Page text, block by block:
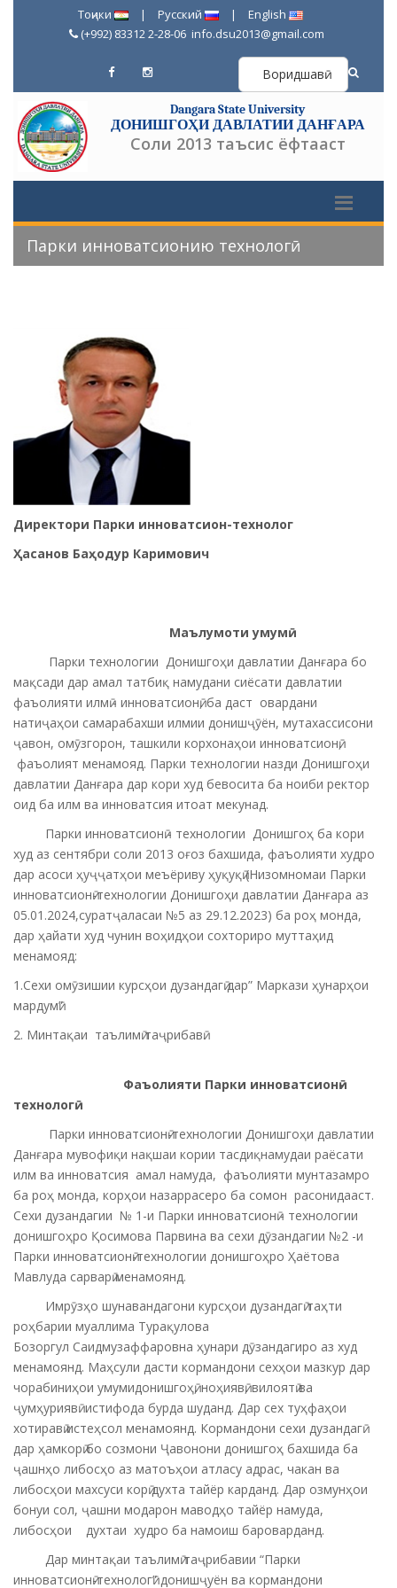
Тоҷики | Русский |
English
(+992) 83312 2-28-06 info.dsu2013@gmail.com
Воридшавӣ
Dangara State University
ДОНИШГОҲИ ДАВЛАТИИ ДАНҒАРА
Соли 2013 таъсис ёфтааст
Парки инноватсионию технологӣ
Директори Парки инноватсион-технолог
Ҳасанов Баҳодур Каримович
Маълумоти умумӣ
Парки технологии Донишгоҳи давлатии Данғара бо
мақсади дар амал татбиқ намудани сиёсати давлатии
фаъолияти илмӣ - инноватсионӣ, ба даст овардани
натиҷаҳои самарабахши илмии донишҷӯён, мутахассисони
ҷавон, омӯзгорон, ташкили корхонаҳои инноватсионӣ,
фаъолият менамояд. Парки технологии назди Донишгоҳи
давлатии Данғара дар кори худ бевосита ба ноиби ректор
оид ба илм ва инноватсия итоат мекунад.
Парки инноватсионӣ - технологии Донишгоҳ ба кори
худ аз сентябри соли 2013 оғоз бахшида, фаъолияти худро
дар асоси ҳуҷҷатҳои меъёриву ҳуқуқӣ (Низомномаи Парки
инноватсионӣ-технологии Донишгоҳи давлатии Данғара аз
05.01.2024,суратҷаласаи №5 аз 29.12.2023) ба роҳ монда,
дар ҳайати худ чунин воҳидҳои сохториро муттаҳид
менамояд:
1.Сехи омӯзишии курсҳои дузандагӣ дар” Маркази ҳунарҳои
мардумӣ”
2. Минтақаи таълимӣ таҷрибавӣ.
Фаъолияти Парки инноватсионӣ-
технологӣ
Парки инноватсионӣ-технологии Донишгоҳи давлатии
Данғара мувофиқи нақшаи кории тасдиқнамудаи раёсати
илм ва инноватсия амал намуда, фаъолияти мунтазамро
ба роҳ монда, корҳои назаррасеро ба сомон расонидааст.
Сехи дузандагии № 1-и Парки инноватсионӣ - технологии
донишгоҳро Қосимова Парвина ва сехи дӯзандагии №2 -и
Парки инноватсионӣ-технологии донишгоҳро Ҳаётова
Мавлуда сарварӣ менамоянд.
Имрӯзҳо шунавандагони курсҳои дузандагӣ таҳти
роҳбарии муаллима Турақулова
Бозоргул Саидмузаффаровна ҳунари дӯзандагиро аз худ
менамоянд. Маҳсули дасти кормандони сехҳои мазкур дар
чорабиниҳои умумидонишгоҳӣ, ноҳиявӣ, вилоятӣ ва
ҷумҳуриявӣ истифода бурда шуданд. Дар сех туҳфаҳои
хотиравӣ истеҳсол менамоянд. Кормандони сехи дузандагӣ
дар ҳамкорӣ бо созмони Ҷавонони донишгоҳ бахшида ба
ҷашнҳо либосҳо аз матоъҳои атласу адрас, чакан ва
либосҳои махсуси корӣ духта тайёр карданд. Дар озмунҳои
бонуи сол, ҷашни модарон маводҳо тайёр намуда,
либосҳои духтаи худро ба намоиш бароварданд.
Дар минтақаи таълимӣ таҷрибавии “Парки
инноватсионӣ-технологӣ” донишҷуён ва кормандони